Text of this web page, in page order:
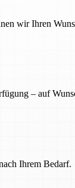
wir Ihren
– auf
Ihrem Bedarf.